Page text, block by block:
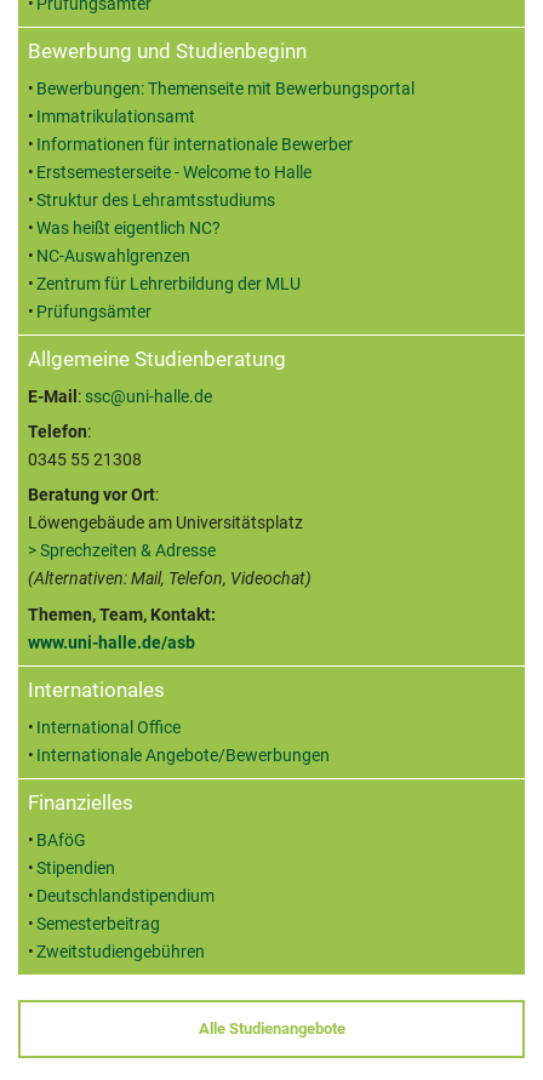
Bewerbung und Studienbeginn
Bewerbungen: Themenseite mit Bewerbungsportal
Immatrikulationsamt
Informationen für internationale Bewerber
Erstsemesterseite - Welcome to Halle
Struktur des Lehramtsstudiums
Was heißt eigentlich NC?
NC-Auswahlgrenzen
Zentrum für Lehrerbildung der MLU
Prüfungsämter
Allgemeine Studienberatung
E-Mail : ssc@uni-halle.de
Telefon:
0345 55 21308
Beratung vor Ort:
Löwengebäude am Universitätsplatz
> Sprechzeiten & Adresse
(Alternativen: Mail, Telefon, Videochat)
Themen, Team, Kontakt:
www.uni-halle.de/asb
Internationales
International Office
Internationale Angebote/Bewerbungen
Finanzielles
BAföG
Stipendien
Deutschlandstipendium
Semesterbeitrag
Zweitstudiengebühren
Alle Studienangebote